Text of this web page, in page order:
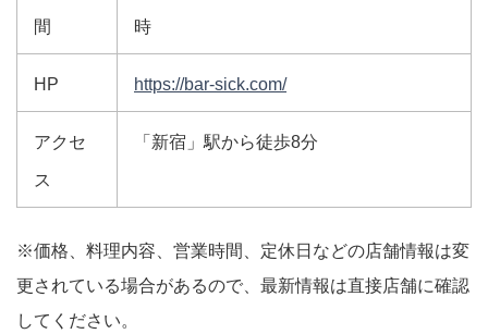
間 時
HP https://bar-sick.com/
アクセ
ス
「新宿」駅から徒歩8分
※価格、料理内容、営業時間、定休日などの店舗情報は変
更されている場合があるので、最新情報は直接店舗に確認
してください。